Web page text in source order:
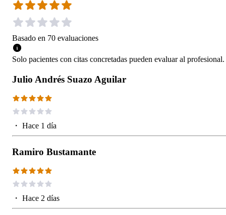
Basado en 70 evaluaciones
Solo pacientes con citas concretadas pueden evaluar al profesional.
Julio Andrés Suazo Aguilar
・ Hace 1 día
Ramiro Bustamante
・ Hace 2 días